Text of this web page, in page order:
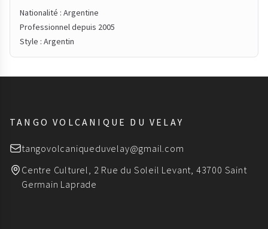
Nationalité : Argentine
Professionnel depuis 2005
Style : Argentin
TANGO VOLCANIQUE DU VELAY
tangovolcaniqueduvelay@gmail.com
Centre Culturel, 2 Rue du Soleil Levant, 43700 Saint
Germain Laprade